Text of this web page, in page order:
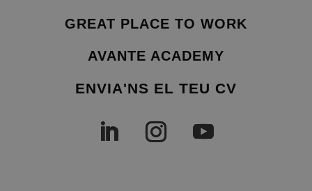
GREAT PLACE TO WORK
AVANTE ACADEMY
ENVIA'NS EL TEU CV